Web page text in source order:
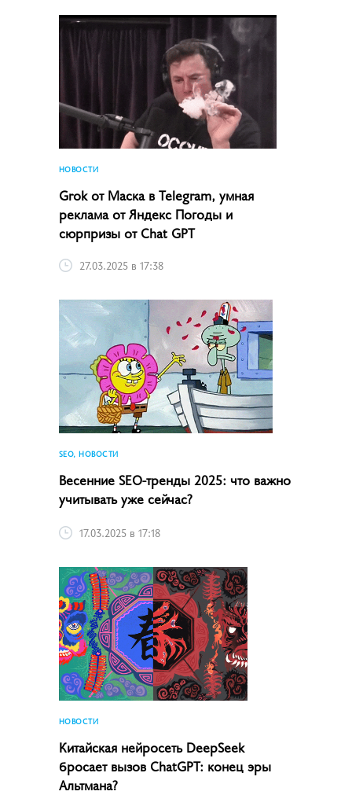
НОВОСТИ
Grok от Маска в Telegram, умная
реклама от Яндекс Погоды и
сюрпризы от Chat GPT
27.03.2025 в 17:38
SEO, НОВОСТИ
Весенние SEO-тренды 2025: что важно
учитывать уже сейчас?
17.03.2025 в 17:18
НОВОСТИ
Китайская нейросеть DeepSeek
бросает вызов ChatGPT: конец эры
Альтмана?